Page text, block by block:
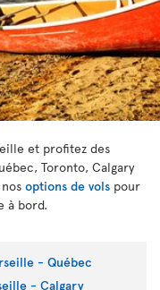
et profitez des
Toronto, Calgary
options de vols pour
à bord.
- Québec
- Calgary